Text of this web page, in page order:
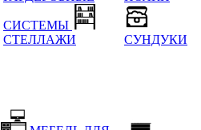
СИСТЕМЫ
СТЕЛЛАЖИ
СУНДУКИ